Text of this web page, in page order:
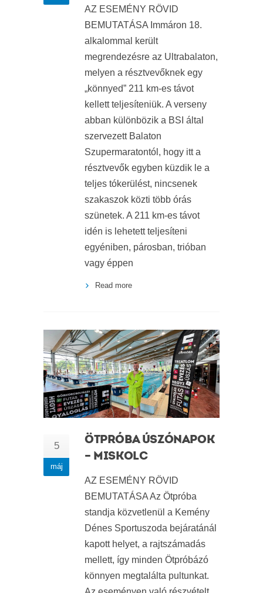
AZ ESEMÉNY RÖVID
BEMUTATÁSA Immáron 18.
alkalommal került
megrendezésre az Ultrabalaton,
melyen a résztvevőknek egy
„könnyed” 211 km-es távot
kellett teljesíteniük. A verseny
abban különbözik a BSI által
szervezett Balaton
Szupermaratontól, hogy itt a
résztvevők egyben küzdik le a
teljes tókerülést, nincsenek
szakaszok közti több órás
szünetek. A 211 km-es távot
idén is lehetett teljesíteni
egyéniben, párosban, trióban
vagy éppen
Read more
5
máj
ÖTPRÓBA ÚSZÓNAPOK
– MISKOLC
AZ ESEMÉNY RÖVID
BEMUTATÁSA Az Ötpróba
standja közvetlenül a Kemény
Dénes Sportuszoda bejáratánál
kapott helyet, a rajtszámadás
mellett, így minden Ötpróbázó
könnyen megtalálta pultunkat.